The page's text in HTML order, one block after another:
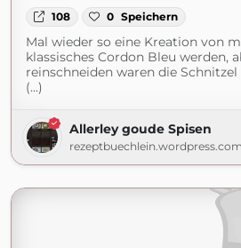
108 0 Speichern
Mal wieder so eine Kreation von
klassisches Cordon Bleu werden,
reinschneiden waren die
(...)
Allerley goude Spisen
rezeptbuechlein.wordpress.com